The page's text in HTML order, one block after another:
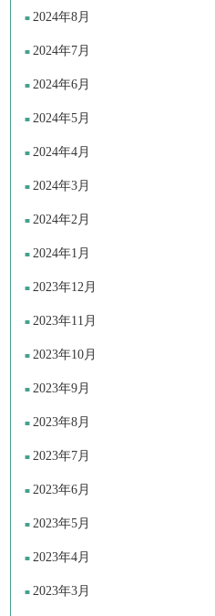
2024年8月
2024年7月
2024年6月
2024年5月
2024年4月
2024年3月
2024年2月
2024年1月
2023年12月
2023年11月
2023年10月
2023年9月
2023年8月
2023年7月
2023年6月
2023年5月
2023年4月
2023年3月